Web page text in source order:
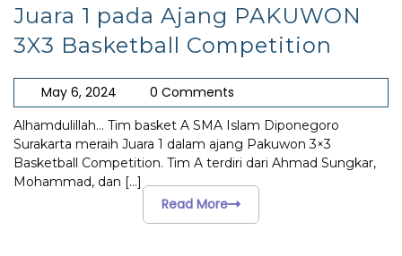
Juara 1 pada Ajang PAKUWON
3X3 Basketball Competition
May 6, 2024 0 Comments
Alhamdulillah… Tim basket A SMA Islam Diponegoro
Surakarta meraih Juara 1 dalam ajang Pakuwon 3×3
Basketball Competition. Tim A terdiri dari Ahmad Sungkar,
Mohammad, dan [...]
Read More